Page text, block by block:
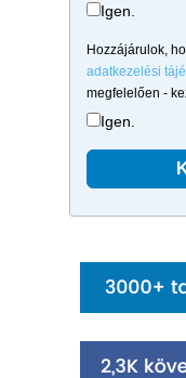
Igen.
Hozzájárulok,
adatkezelési
megfelelően -
Igen.